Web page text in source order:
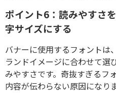
ポイント6：読みやすさ
字サイズにする
バナーに使用するフォントは
ランドイメージに合わせて選
みやすさです。奇抜すぎるフ
内容が伝わらない原因になりま